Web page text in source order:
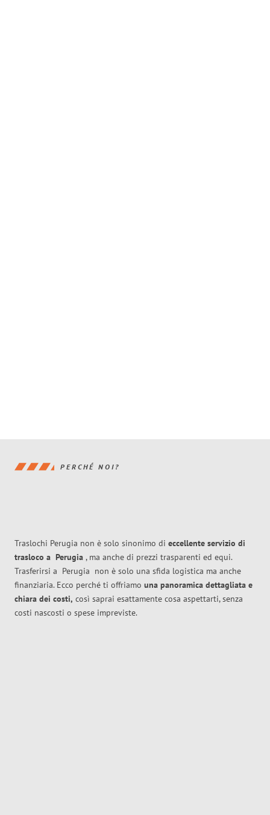
PERCHÉ NOI?
Traslochi Perugia non è solo sinonimo di eccellente servizio di
trasloco a Perugia , ma anche di prezzi trasparenti ed equi.
Trasferirsi a Perugia non è solo una sfida logistica ma anche
finanziaria. Ecco perché ti offriamo una panoramica dettagliata e
chiara dei costi, così saprai esattamente cosa aspettarti, senza
costi nascosti o spese impreviste.